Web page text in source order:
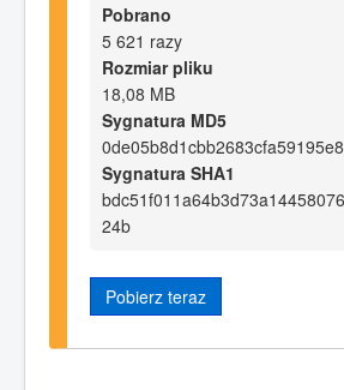
Pobrano
5 621 razy
Rozmiar pliku
18,08 MB
Sygnatura MD5
Sygnatura SHA1
24b
Pobierz teraz